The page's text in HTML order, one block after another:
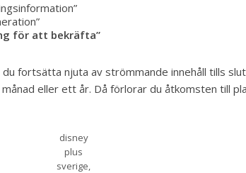
för att bekräfta”
fortsätta njuta av strömmande innehåll tills
eller ett år. Då förlorar du åtkomsten till
disney
plus
sverige,